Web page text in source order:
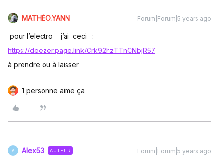
MATHÉO.YANN Forum|Forum|5 years ago
pour l’electro j’ai ceci :
https://deezer.page.link/Crk92hzTTnCNbjR57
à prendre ou à laisser
1 personne aime ça
A Alex53 AUTEUR Forum|Forum|5 years ago